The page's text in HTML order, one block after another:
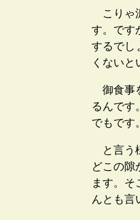
こりゃ
す。です
するでし
くないと
御食事
るんです
でもです
と言う
どこの隙
ます。そ
んとも言